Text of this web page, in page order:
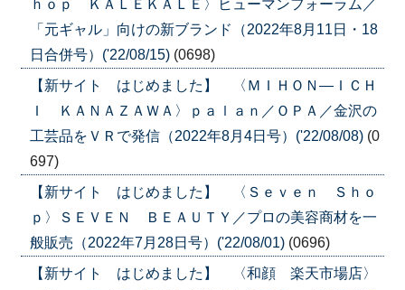
ｈｏｐ ＫＡＬＥＫＡＬＥ〉ヒューマンフォーラム／
「元ギャル」向けの新ブランド（2022年8月11日・18
日合併号）('22/08/15) (0698)
【新サイト はじめました】 〈ＭＩＨＯＮ―ＩＣＨ
Ｉ ＫＡＮＡＺＡＷＡ〉ｐａｌａｎ／ＯＰＡ／金沢の
工芸品をＶＲで発信（2022年8月4日号）('22/08/08) (0
697)
【新サイト はじめました】 〈Ｓｅｖｅｎ Ｓｈｏ
ｐ〉ＳＥＶＥＮ ＢＥＡＵＴＹ／プロの美容商材を一
般販売（2022年7月28日号）('22/08/01) (0696)
【新サイト はじめました】 〈和顔 楽天市場店〉